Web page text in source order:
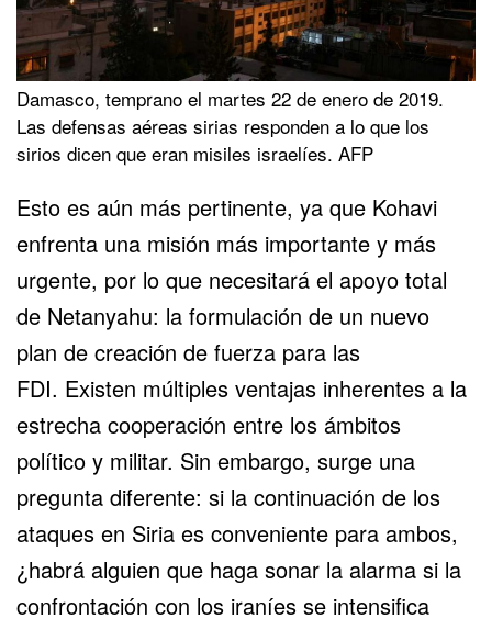
Damasco, temprano el martes 22 de enero de 2019.
Las defensas aéreas sirias responden a lo que los
sirios dicen que eran misiles israelíes. AFP
Esto es aún más pertinente, ya que Kohavi
enfrenta una misión más importante y más
urgente, por lo que necesitará el apoyo total
de Netanyahu: la formulación de un nuevo
plan de creación de fuerza para las
FDI. Existen múltiples ventajas inherentes a la
estrecha cooperación entre los ámbitos
político y militar. Sin embargo, surge una
pregunta diferente: si la continuación de los
ataques en Siria es conveniente para ambos,
¿habrá alguien que haga sonar la alarma si la
confrontación con los iraníes se intensifica